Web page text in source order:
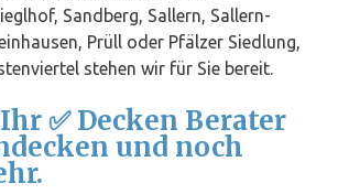
Sandberg, Sallern, Sallern-
Prüll oder Pfälzer Siedlung,
stehen wir für Sie bereit.
✅ Decken Berater
und noch